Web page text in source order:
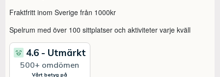
Fraktfritt inom Sverige från 1000kr
Spelrum med över 100 sittplatser och aktiviteter varje kväll